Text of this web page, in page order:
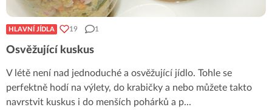
HLAVNÍ JÍDLA 19 1
Osvěžující kuskus
V létě není nad jednoduché a osvěžující jídlo. Tohle se
perfektně hodí na výlety, do krabičky a nebo můžete takto
navrstvit kuskus i do menších pohárků a p...